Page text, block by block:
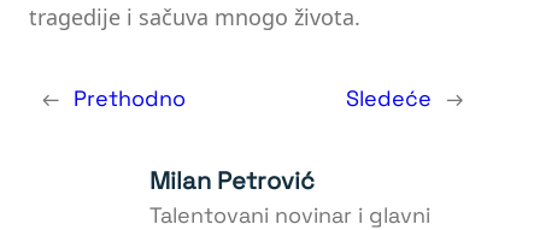
tragedije i sačuva mnogo života.
← Prethodno Sledeće →
Milan Petrović
Talentovani novinar i glavni